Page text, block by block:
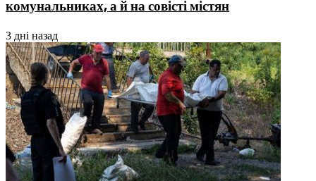
комунальниках, а й на совісті містян
3 дні назад